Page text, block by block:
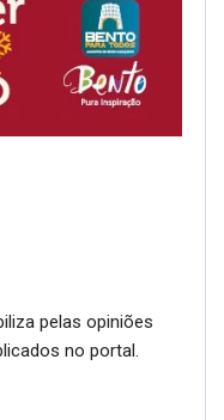
pelas opiniões
no portal.